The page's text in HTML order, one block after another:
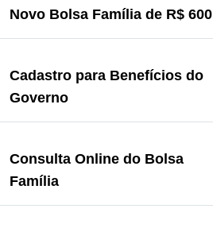
Novo Bolsa Família de R$ 600
Cadastro para Benefícios do
Governo
Consulta Online do Bolsa
Família